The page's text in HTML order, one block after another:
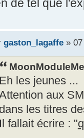
de tel que
gaston_lagaffe» 07
Eh les jeunes ...
aux
dans les titres
Il fallait écrire : "